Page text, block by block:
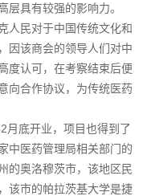
层具有较强的影响力。
人民对于中国传统文化和
因该商会的领导人们对中
度认可，在考察结束后便
向合作协议，为传统医药
月底开业，项目也得到了
中医药管理局相关部门的
的奥洛穆茨市，该地区民
该市的帕拉茨基大学是捷